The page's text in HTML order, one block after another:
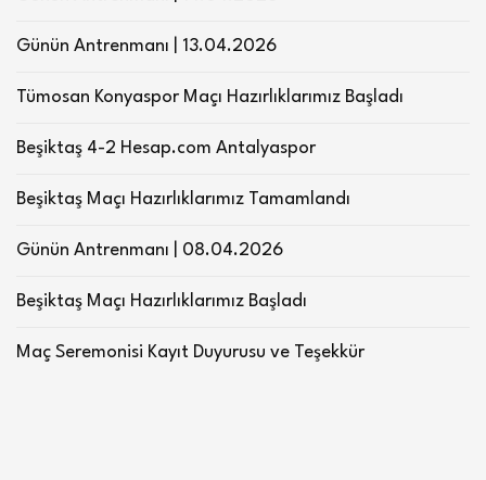
Günün Antrenmanı | 13.04.2026
Tümosan Konyaspor Maçı Hazırlıklarımız Başladı
Beşiktaş 4-2 Hesap.com Antalyaspor
Beşiktaş Maçı Hazırlıklarımız Tamamlandı
Günün Antrenmanı | 08.04.2026
Beşiktaş Maçı Hazırlıklarımız Başladı
Maç Seremonisi Kayıt Duyurusu ve Teşekkür